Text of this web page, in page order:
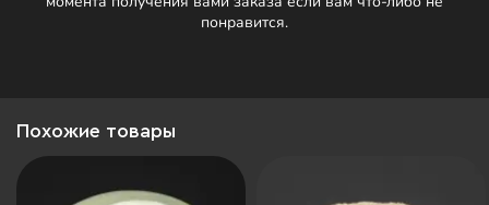
понравится.
Похожие товары